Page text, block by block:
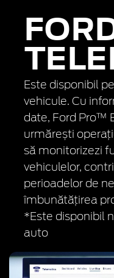
Este disponibil
vehicule. Cu
date, Ford Pro™
urmărești
să monitorizezi
vehiculelor,
perioadelor de
îmbunătățirea
*Este disponibil
auto